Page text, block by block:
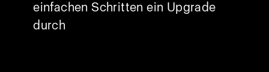
einfachen Schritten ein Upgrade
durch